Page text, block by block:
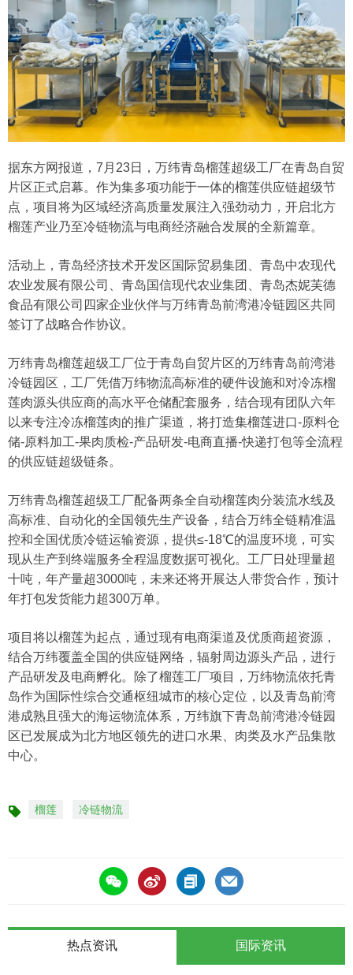
据东方网报道，7月23日，万纬青岛榴莲超级工厂在青岛自贸
片区正式启幕。作为集多项功能于一体的榴莲供应链超级节
点，项目将为区域经济高质量发展注入强劲动力，开启北方
榴莲产业乃至冷链物流与电商经济融合发展的全新篇章。
活动上，青岛经济技术开发区国际贸易集团、青岛中农现代
农业发展有限公司、青岛国信现代农业集团、青岛杰妮芙德
食品有限公司四家企业伙伴与万纬青岛前湾港冷链园区共同
签订了战略合作协议。
万纬青岛榴莲超级工厂位于青岛自贸片区的万纬青岛前湾港
冷链园区，工厂凭借万纬物流高标准的硬件设施和对冷冻榴
莲肉源头供应商的高水平仓储配套服务，结合现有团队六年
以来专注冷冻榴莲肉的推广渠道，将打造集榴莲进口-原料仓
储-原料加工-果肉质检-产品研发-电商直播-快递打包等全流程
的供应链超级链条。
万纬青岛榴莲超级工厂配备两条全自动榴莲肉分装流水线及
高标准、自动化的全国领先生产设备，结合万纬全链精准温
控和全国优质冷链运输资源，提供≤-18℃的温度环境，可实
现从生产到终端服务全程温度数据可视化。工厂日处理量超
十吨，年产量超3000吨，未来还将开展达人带货合作，预计
年打包发货能力超300万单。
项目将以榴莲为起点，通过现有电商渠道及优质商超资源，
结合万纬覆盖全国的供应链网络，辐射周边源头产品，进行
产品研发及电商孵化。除了榴莲工厂项目，万纬物流依托青
岛作为国际性综合交通枢纽城市的核心定位，以及青岛前湾
港成熟且强大的海运物流体系，万纬旗下青岛前湾港冷链园
区已发展成为北方地区领先的进口水果、肉类及水产品集散
中心。
标 榴莲 冷链物流
热点资讯 国际资讯